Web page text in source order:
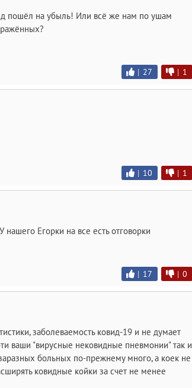
пошёл на убыль! Или всё же нам по ушам
| 27 | 1
| 10 | 1
Егорки на все есть отговорки
| 17 | 0
заболеваемость ковид-19 и не думает
ваши "вирусные нековидные пневмонии" так и
больных по-прежнему много, а коек не
ковидные койки за счет не менее